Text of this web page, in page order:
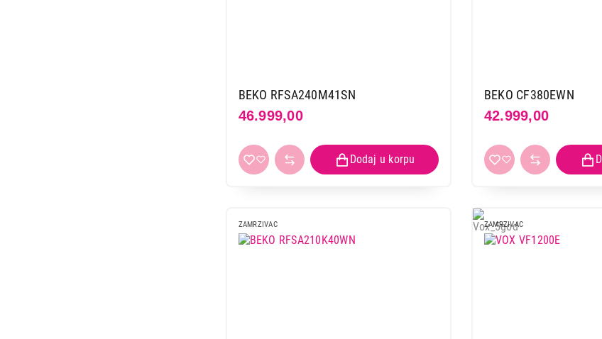
BEKO RFSA240M41SN
46.999,00
BEKO CF380EWN
42.999,00
ZAMRZIVAC ZAMRZIVAC